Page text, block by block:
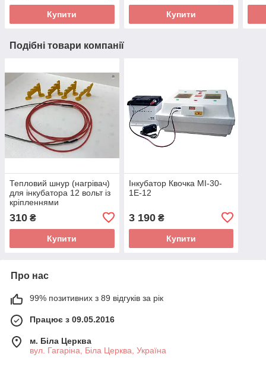
Купити Купити
Подібні товари компанії
Тепловий шнур (нагрівач)
для інкубатора 12 вольт із
кріпленнями
310 ₴
Купити
Інкубатор Квочка МІ-30-
1Е-12
3 190₴
Купити
Про нас
99% позитивних з 89 відгуків за рік
Працює з 09.05.2016
м. Біла Церква
вул. Гагаріна, Біла Церква, Україна